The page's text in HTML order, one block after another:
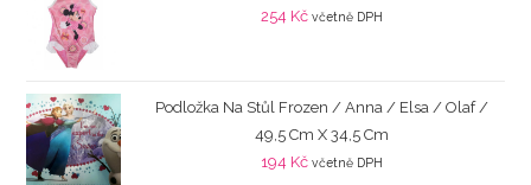
254 Kč včetně DPH
Podložka Na Stůl Frozen / Anna / Elsa / Olaf /
49,5 Cm X 34,5 Cm
194 Kč včetně DPH